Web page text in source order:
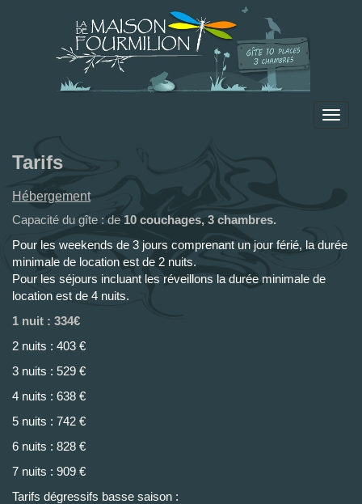
Tarifs
Hébergement
Capacité du gîte : de 10 couchages, 3 chambres.
Pour les weekends de 3 jours comprenant un jour férié, la durée
minimale de location est de 2 nuits.
Pour les séjours incluant les réveillons la durée minimale de
location est de 4 nuits.
1 nuit : 334€
2 nuits : 403 €
3 nuits : 529 €
4 nuits : 638 €
5 nuits : 742 €
6 nuits : 828 €
7 nuits : 909 €
Tarifs dégressifs basse saison :